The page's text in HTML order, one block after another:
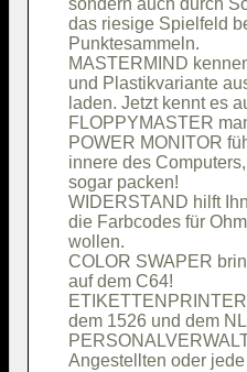
sondern auch durch
das riesige Spielfeld
MASTERMIND
und Plastikvariante
laden. Jetzt kennt es
FLOPPYMASTER
POWER MONITOR
innere des
sogar
WIDERSTAND hilft
die Farbcodes für
COLOR SWAPER
auf dem
dem 1526 und
Angestellten oder